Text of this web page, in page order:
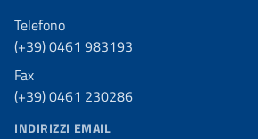
Telefono
(+39) 0461 983193
Fax
(+39) 0461 230286
INDIRIZZI EMAIL